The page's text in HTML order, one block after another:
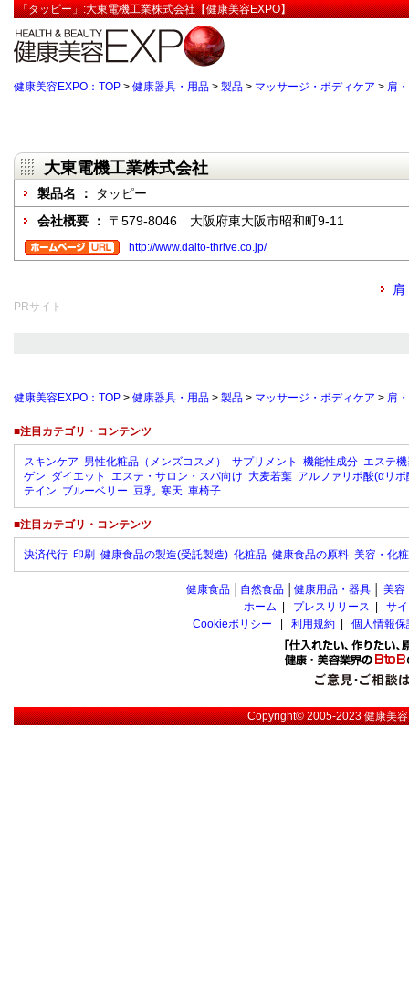
「タッピー」:大東電機工業株式会社【健康美容EXPO】
健康美容EXPO：TOP > 健康器具・用品 > 製品 > マッサージ・ボディケア > 肩
大東電機工業株式会社
製品名 ：
タッピー
会社概要 ： 〒579-8046 大阪府東大阪市昭和町9-11
http://www.daito-thrive.co.jp/
PRサイト
健康美容EXPO：TOP > 健康器具・用品 > 製品 > マッサージ・ボディケア > 肩
■注目カテゴリ・コンテンツ
スキンケア 男性化粧品（メンズコスメ） サプリメント 機能性成分 エステ
ゲン ダイエット エステ・サロン・スパ向け 大麦若葉 アルファリポ酸(αリポ
テイン ブルーベリー 豆乳 寒天 車椅子
■注目カテゴリ・コンテンツ
決済代行 印刷 健康食品の製造(受託製造) 化粧品 健康食品の原料 美容・化
健康食品 自然食品 健康用品・器具 美容
ホーム
プレスリリース
サ
Cookieポリシー
利用規約 個人情報
Copyright© 2005-2023健康美